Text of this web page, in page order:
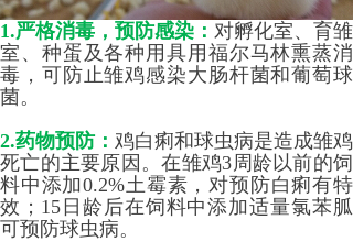
1.严格消毒，预防感染： 对孵化室、育雏
室、种蛋及各种用具用福尔马林熏蒸消
毒，可防止雏鸡感染大肠杆菌和葡萄球
菌。
2.药物预防： 鸡白痢和球虫病是造成雏鸡
死亡的主要原因。在雏鸡3周龄以前的饲
料中添加0.2%土霉素，对预防白痢有特
效；15日龄后在饲料中添加适量氯苯胍
可预防球虫病。